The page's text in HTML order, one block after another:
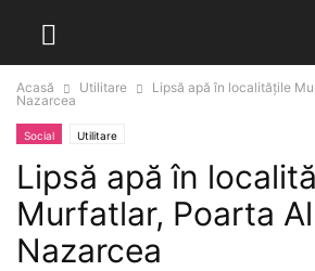
Acasă Utilitare
Lipsă apă în localitățile
Nazarcea
Social Utilitare
Lipsă apă în
Murfatlar, Poarta
Nazarcea